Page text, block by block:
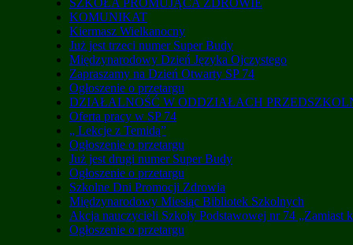
KOMUNIKAT
Kiermasz Wielkanocny
Już jest trzeci numer Super Budy
Międzynarodowy Dzień Języka Ojczystego
Zapraszamy na Dzień Otwarty SP 74
Ogłoszenie o przetargu
DZIAŁALNOŚĆ W ODDZIAŁACH
Oferta pracy w SP 74
„ Lekcje z Temidą”
Ogłoszenie o przetargu
Już jest drugi numer Super Budy
Ogłoszenie o przetargu
Szkolne Dni Promocji Zdrowia
Międzynarodowy Miesiąc Bibliotek Szkolnych
Akcja nauczycieli Szkoły Podstawowej nr 74 „Zamiast
Ogłoszenie o przetargu